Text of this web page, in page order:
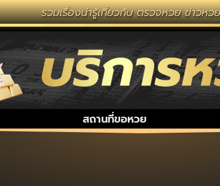
รวมเรื่องน่ารู้เกี่ยวกับ ตรวจหวย ข่าวหวยซ
สถานที่ขอหวย